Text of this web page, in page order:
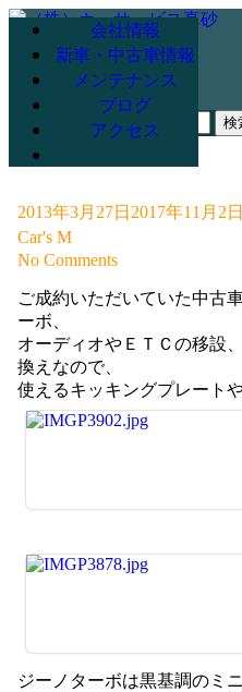
078-947-3265
会社情報
新車・中古車情報
メンテナンス
ブログ
アクセス
2013年3月27日 2017年11月2日
Car's M
No Comments
ご成約いただいていた中古
ーボ、
オーディオやＥＴＣの移設
換えなので、
使えるキッキングプレート
ジーノターボは黒基調のミ